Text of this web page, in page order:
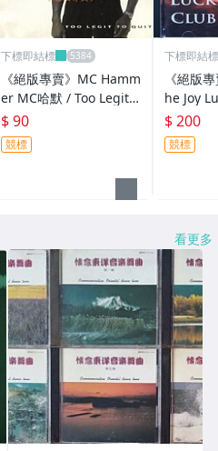
下標即結標
《絕版專賣》MC Hamm
er MC哈默 / Too Legit T
o Quit 系出名門 (歐版.
無IFPI)
$ 90
競標
下標即結標
《絕版
he Joy
原聲帶
$ 200
競標
看更多